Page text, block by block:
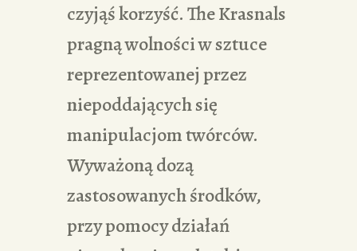
czyjąś korzyść. The Krasnals
pragną wolności w sztuce
reprezentowanej przez
niepoddających się
manipulacjom twórców.
Wyważoną dozą
zastosowanych środków,
przy pomocy działań